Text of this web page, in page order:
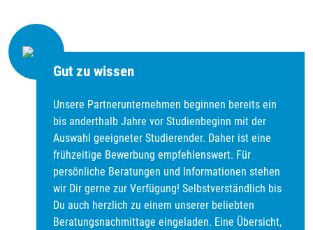
Gut zu wissen
Unsere Partnerunternehmen beginnen bereits ein
bis anderthalb Jahre vor Studienbeginn mit der
Auswahl geeigneter Studierender. Daher ist eine
frühzeitige Bewerbung empfehlenswert. Für
persönliche Beratungen und Informationen stehen
wir Dir gerne zur Verfügung! Selbstverständlich bis
Du auch herzlich zu einem unserer beliebten
Beratungsnachmittage eingeladen. Eine Übersicht,